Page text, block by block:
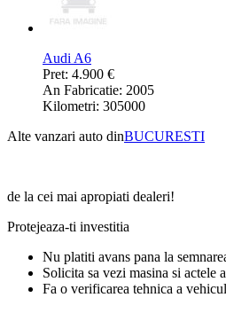
Audi A6
Pret: 4.900 €
An Fabricatie: 2005
Kilometri: 305000
Alte vanzari auto dinBUCURESTI
de la cei mai apropiati dealeri!
Protejeaza-ti investitia
Nu platiti avans pana la
Solicita sa vezi masina si actele
Fa o verificarea tehnica a